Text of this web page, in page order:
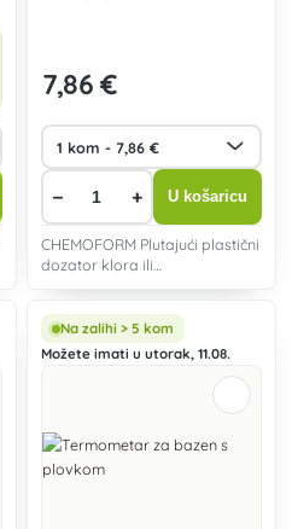
7,86 €
− + U košaricu
CHEMOFORM Plutajući plastični
dozator klora ili
višenamjenskih tableta za
Na zalihi > 5 kom
Možete imati u utorak, 11.08.